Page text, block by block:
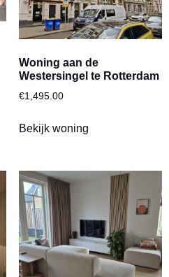
Woning aan de
Westersingel te Rotterdam
€1,495.00
Bekijk woning